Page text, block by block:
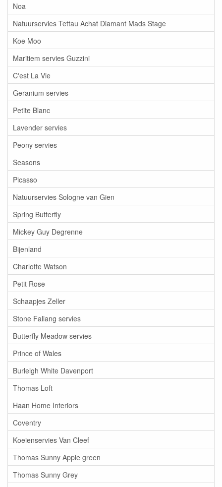
Noa
Natuurservies Tettau Achat Diamant Mads Stage
Koe Moo
Maritiem servies Guzzini
C'est La Vie
Geranium servies
Petite Blanc
Lavender servies
Peony servies
Seasons
Picasso
Natuurservies Sologne van Gien
Spring Butterfly
Mickey Guy Degrenne
Bijenland
Charlotte Watson
Petit Rose
Schaapjes Zeller
Stone Faliang servies
Butterfly Meadow servies
Prince of Wales
Burleigh White Davenport
Thomas Loft
Haan Home Interiors
Coventry
Koeienservies Van Cleef
Thomas Sunny Apple green
Thomas Sunny Grey